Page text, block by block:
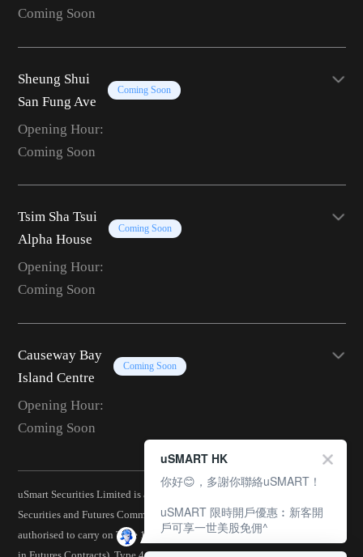
Coming Soon
Sheung Shui
San Fung Ave
Coming Soon
Opening Hour:
Coming Soon
Tsim Sha Tsui
Alpha House
Coming Soon
Opening Hour:
Coming Soon
Causeway Bay
Island Centre
Coming Soon
Opening Hour:
Coming Soon
uSmart Securities Limited is a corporation licensed by the Hong Kong
Securities and Futures Commission (CE No.: BJA907) and is
authorised to carry on Type 1 (Dealing in Securities), Type 2 (Dealing
uSMART HK
你好😊，多謝你聯絡uSMART！
uSMART 限時開戶優惠︰新客開
戶可享一世美股免佣^